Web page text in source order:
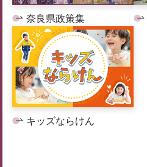
奈良県政策集
キッズならけん